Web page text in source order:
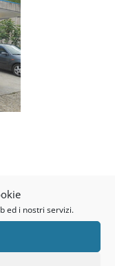
ed i nostri servizi.